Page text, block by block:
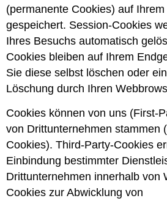
(permanente Cookies) auf
gespeichert. Session-Cookies
Ihres Besuchs automatisch
Cookies bleiben auf Ihrem
Sie diese selbst löschen oder
Löschung durch Ihren
Cookies können von uns (First-
von Drittunternehmen stammen
Cookies). Third-Party-Cookies
Einbindung bestimmter
Drittunternehmen innerhalb von
Cookies zur Abwicklung von